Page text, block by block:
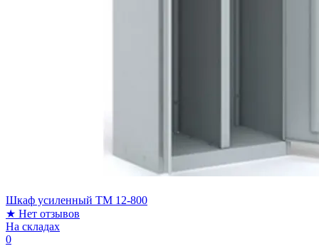
Шкаф усиленный ТМ 12-800
★ Нет отзывов
На складах
0